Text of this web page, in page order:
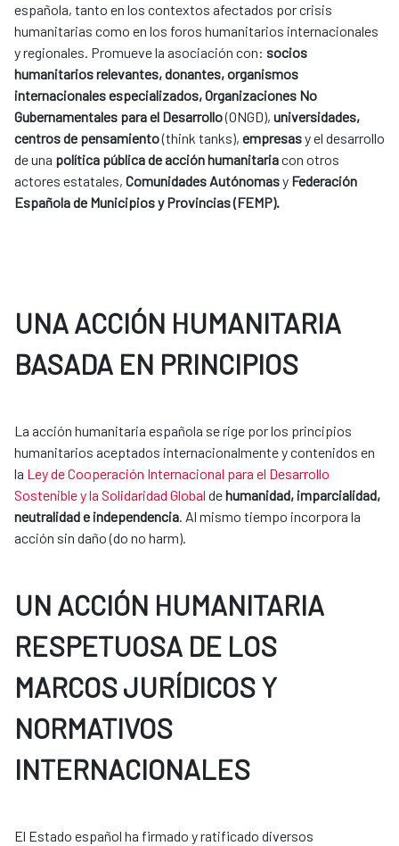
española, tanto en los contextos afectados por crisis
humanitarias como en los foros humanitarios internacionales
y regionales. Promueve la asociación con: socios
humanitarios relevantes, donantes, organismos
internacionales especializados, Organizaciones No
Gubernamentales para el Desarrollo(ONGD), universidades,
centros de pensamiento(think tanks), empresasy el desarrollo
de una política pública de acción humanitariacon otros
actores estatales, Comunidades Autónomasy Federación
Española de Municipios y Provincias (FEMP).
UNA ACCIÓN HUMANITARIA
BASADA EN PRINCIPIOS
La acción humanitaria española se rige por los principios
humanitarios aceptados internacionalmente y contenidos en
la Ley de Cooperación Internacional para el Desarrollo
Sostenible y la Solidaridad Global dehumanidad, imparcialidad,
neutralidad e independencia. Al mismo tiempo incorpora la
acción sin daño (do no harm).
UN ACCIÓN HUMANITARIA
RESPETUOSA DE LOS
MARCOS JURÍDICOS Y
NORMATIVOS
INTERNACIONALES
El Estado español ha firmado y ratificado diversos